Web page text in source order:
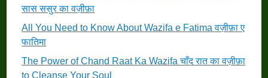
सास ससुर का वज़ीफ़ा
All You Need to Know About Wazifa e Fatima वज़ीफ़ा ए
फातिमा
The Power of Chand Raat Ka Wazifa चाँद रात का वज़ीफ़ा
to Cleanse Your Soul